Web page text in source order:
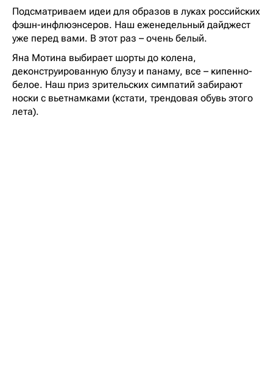
Подсматриваем идеи для образов в луках российских
фэшн-инфлюэнсеров. Наш еженедельный дайджест
уже перед вами. В этот раз – очень белый.
Яна Мотина выбирает шорты до колена,
деконструированную блузу и панаму, все – кипенно-
белое. Наш приз зрительских симпатий забирают
носки с вьетнамками (кстати, трендовая обувь этого
лета).